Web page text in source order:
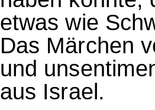
etwas wie
Das Märchen
und
aus Israel.